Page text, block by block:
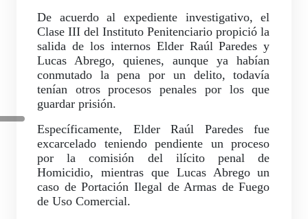
De acuerdo al expediente investigativo, el
Clase III del Instituto Penitenciario propició la
salida de los internos Elder Raúl Paredes y
Lucas Abrego, quienes, aunque ya habían
conmutado la pena por un delito, todavía
tenían otros procesos penales por los que
guardar prisión.
Específicamente, Elder Raúl Paredes fue
excarcelado teniendo pendiente un proceso
por la comisión del ilícito penal de
Homicidio, mientras que Lucas Abrego un
caso de Portación Ilegal de Armas de Fuego
de Uso Comercial.